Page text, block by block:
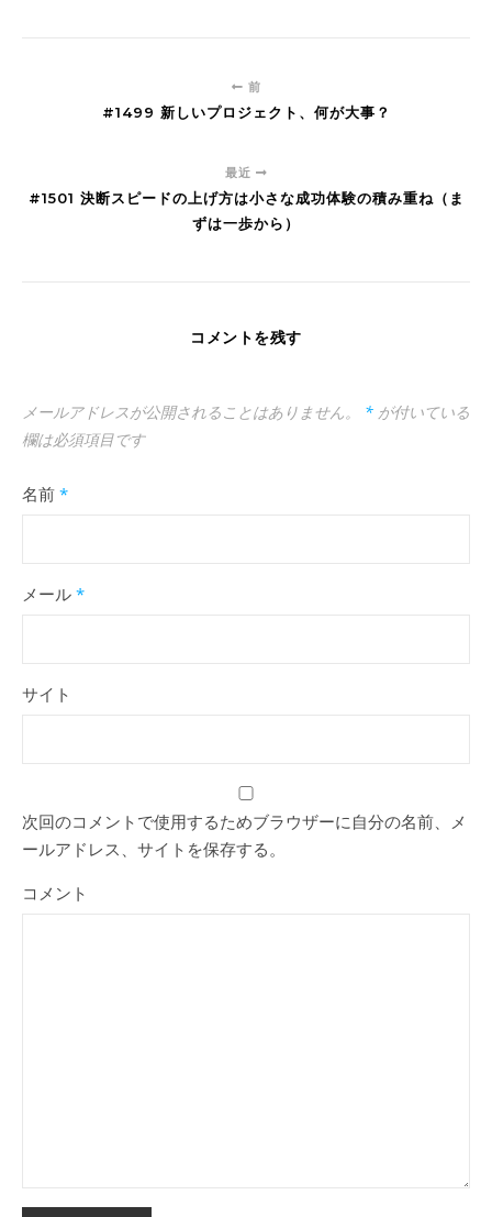
前
#1499 新しいプロジェクト、何が大事？
最近
#1501 決断スピードの上げ方は小さな成功体験の積み重ね（ま
ずは一歩から）
コメントを残す
メールアドレスが公開されることはありません。 * が付いている
欄は必須項目です
名前 *
メール *
サイト
次回のコメントで使用するためブラウザーに自分の名前、メ
ールアドレス、サイトを保存する。
コメント